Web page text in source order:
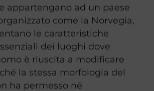
appartengano ad un paese
come la Norvegia,
le caratteristiche
dei luoghi dove
è riuscita a modificare
la stessa morfologia del
ha permesso né